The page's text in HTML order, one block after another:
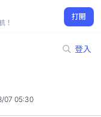
！
打開
登入
07 05:30